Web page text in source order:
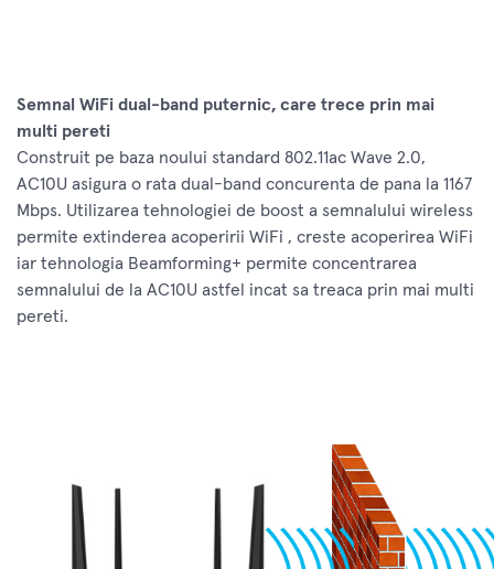
Semnal WiFi dual-band puternic, care trece prin mai
multi pereti
Construit pe baza noului standard 802.11ac Wave 2.0,
AC10U asigura o rata dual-band concurenta de pana la 1167
Mbps. Utilizarea tehnologiei de boost a semnalului wireless
permite extinderea acoperirii WiFi , creste acoperirea WiFi
iar tehnologia Beamforming+ permite concentrarea
semnalului de la AC10U astfel incat sa treaca prin mai multi
pereti.